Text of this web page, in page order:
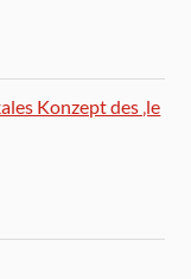
Konzept des ‚le